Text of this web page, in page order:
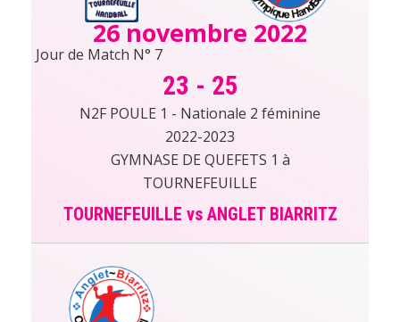
26 novembre 2022
Jour de Match N° 7
23 - 25
N2F POULE 1 - Nationale 2 féminine
2022-2023
GYMNASE DE QUEFETS 1 à
TOURNEFEUILLE
TOURNEFEUILLE vs ANGLET BIARRITZ